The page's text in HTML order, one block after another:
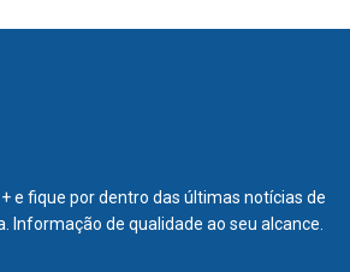
e fique por dentro das últimas notícias de
Informação de qualidade ao seu alcance.